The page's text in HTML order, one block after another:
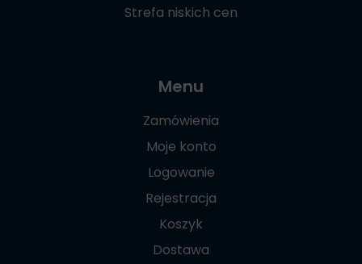
Strefa niskich cen
Menu
Zamówienia
Moje konto
Logowanie
Rejestracja
Koszyk
Dostawa